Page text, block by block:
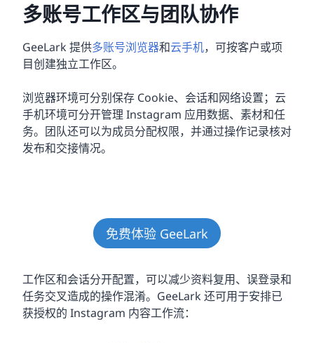
多账号工作区与团队协作
GeeLark 提供多账号浏览器和云手机，可按客户或项
目创建独立工作区。
浏览器环境可分别保存 Cookie、会话和网络设置；云
手机环境可分开管理 Instagram 应用数据、素材和任
务。团队还可以为成员分配权限，并通过操作记录核对
发布和交接情况。
免费体验 GeeLark
工作区和会话分开配置，可以减少资料复用、误登录和
任务交叉造成的操作混淆。GeeLark 还可用于安排已
获授权的 Instagram 内容工作流：